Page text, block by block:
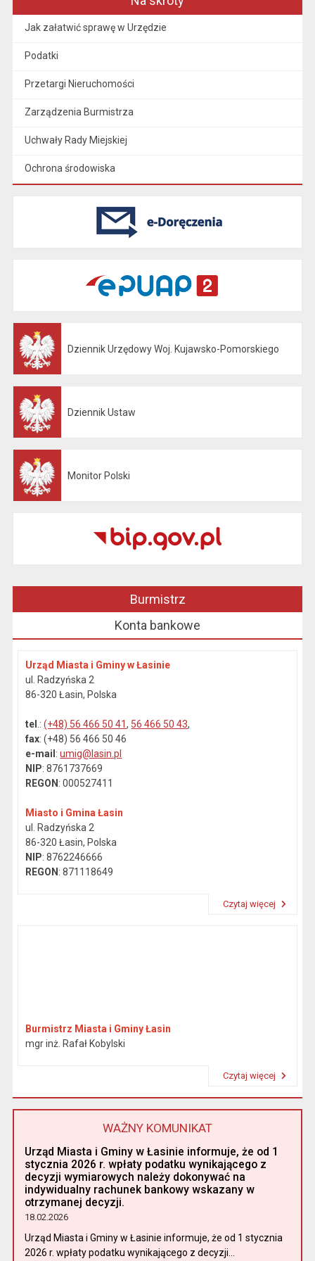
Jak załatwić sprawę w Urzędzie
Podatki
Przetargi Nieruchomości
Zarządzenia Burmistrza
Uchwały Rady Miejskiej
Ochrona środowiska
Dziennik Urzędowy Woj. Kujawsko-Pomorskiego
Dziennik Ustaw
Monitor Polski
Burmistrz
Konta bankowe
Urząd Miasta i Gminy w Łasinie
ul. Radzyńska 2
86-320 Łasin, Polska
tel .:(+48) 56 466 50 41, 56 466 50 43,
fax: (+48) 56 466 50 46
e-mail :umig@lasin.pl
NIP: 8761737669
REGON : 000527411
Miasto i Gmina Łasin
ul. Radzyńska 2
86-320 Łasin, Polska
NIP: 8762246666
REGON : 871118649
Czytaj więcej
Burmistrz Miasta i Gminy Łasin
mgr inż. Rafał Kobylski
Czytaj więcej
WAŻNY KOMUNIKAT
Urząd Miasta i Gminy w Łasinie informuje, że od 1
stycznia 2026 r. wpłaty podatku wynikającego z
decyzji wymiarowych należy dokonywać na
indywidualny rachunek bankowy wskazany w
otrzymanej decyzji.
18.02.2026
Urząd Miasta i Gminy w Łasinie informuje, że od 1 stycznia
2026 r. wpłaty podatku wynikającego z decyzji...